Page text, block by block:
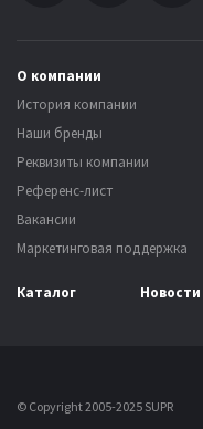
О компании
История компании
Наши бренды
Реквизиты компании
Референс-лист
Вакансии
Маркетинговая поддержка
Каталог Новости
© Copyright 2005-2025 SUPR